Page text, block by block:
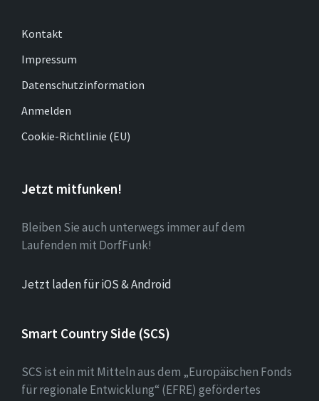
Kontakt
Impressum
Datenschutzinformation
Anmelden
Cookie-Richtlinie (EU)
Jetzt mitfunken!
Bleiben Sie auch unterwegs immer auf dem
Laufenden mit DorfFunk!
Jetzt laden für iOS & Android
Smart Country Side (SCS)
SCS ist ein mit Mitteln aus dem „Europäischen Fonds
für regionale Entwicklung“ (EFRE) gefördertes